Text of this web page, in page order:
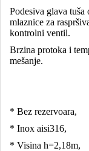
Podesiva glava
mlaznice za
kontrolni ventil.
Brzina protoka i
mešanje.
* Bez rezervoara,
* Inox aisi316,
* Visina h=2,18m,